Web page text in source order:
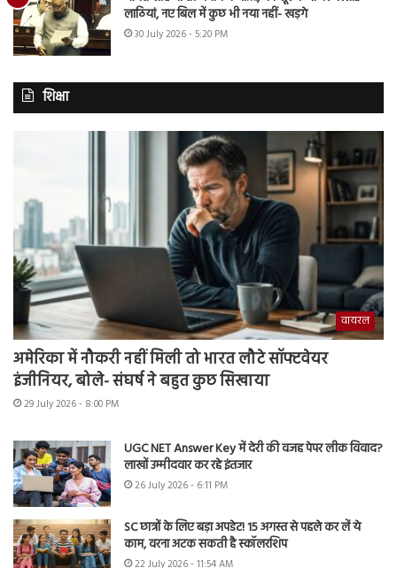
लाठियां, नए बिल में कुछ भी नया नहीं- खड़गे
30 July 2026 - 5:20 PM
शिक्षा
वायरल
अमेरिका में नौकरी नहीं मिली तो भारत लौटे सॉफ्टवेयर
इंजीनियर, बोले- संघर्ष ने बहुत कुछ सिखाया
29 July 2026 - 8:00 PM
UGC NET Answer Key में देरी की वजह पेपर लीक विवाद?
लाखों उम्मीदवार कर रहे इंतजार
26 July 2026 - 6:11 PM
SC छात्रों के लिए बड़ा अपडेट! 15 अगस्त से पहले कर लें ये
काम, वरना अटक सकती है स्कॉलरशिप
22 July 2026 - 11:54 AM